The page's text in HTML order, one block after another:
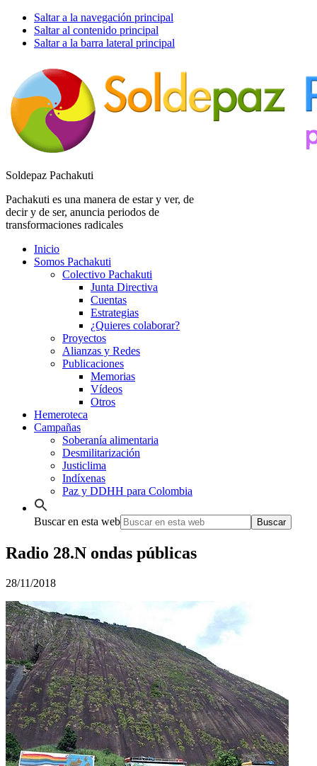
Saltar a la navegación principal
Saltar al contenido principal
Saltar a la barra lateral principal
Soldepaz Pachakuti
Pachakuti es una manera de estar y ver, de
decir y de ser, anuncia periodos de
transformaciones radicales
Inicio
Somos Pachakuti
Colectivo Pachakuti
Junta Directiva
Cuentas
Estrategias
¿Quieres colaborar?
Proyectos
Alianzas y Redes
Publicaciones
Memorias
Vídeos
Otros
Hemeroteca
Campañas
Soberanía alimentaria
Desmilitarización
Justiclima
Indíxenas
Paz y DDHH para Colombia
Buscar en esta web
Radio 28.N ondas públicas
28/11/2018